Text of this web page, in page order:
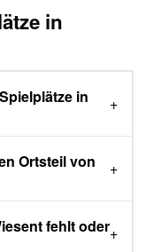
in
in
Ortsteil von
fehlt oder